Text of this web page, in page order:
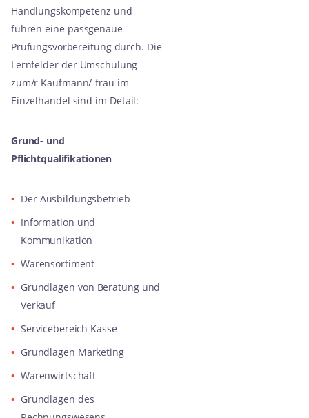
Handlungskompetenz und
führen eine passgenaue
Prüfungsvorbereitung durch. Die
Lernfelder der Umschulung
zum/r Kaufmann/-frau im
Einzelhandel sind im Detail:
Grund- und
Pflichtqualifikationen
Der Ausbildungsbetrieb
Information und
Kommunikation
Warensortiment
Grundlagen von Beratung und
Verkauf
Servicebereich Kasse
Grundlagen Marketing
Warenwirtschaft
Grundlagen des